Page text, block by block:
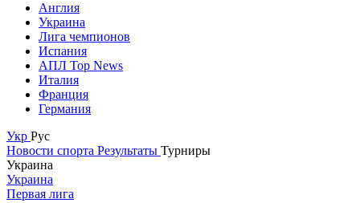
Англия
Украина
Лига чемпионов
Испания
АПЛ Top News
Италия
Франция
Германия
Укр Рус
Новости спорта Результаты Турниры
Украина
Украина
Первая лига